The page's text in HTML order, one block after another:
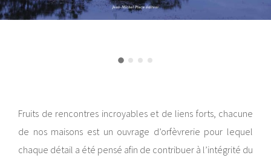
Fruits de rencontres incroyables et de liens forts, chacune
de nos maisons est un ouvrage d’orfèvrerie pour lequel
chaque détail a été pensé afin de contribuer à l’intégrité du